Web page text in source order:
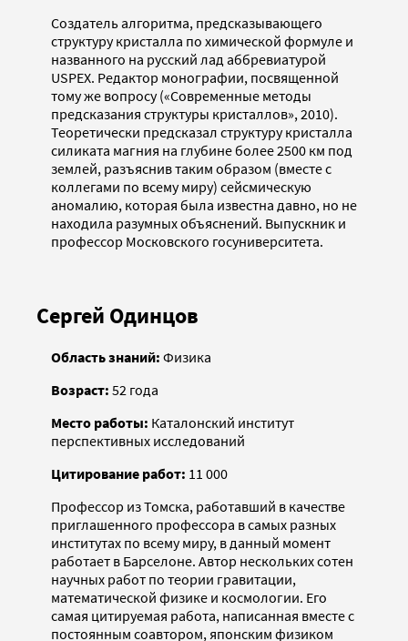
Создатель алгоритма, предсказывающего
структуру кристалла по химической формуле и
названного на русский лад аббревиатурой
USPEX. Редактор монографии, посвященной
тому же вопросу («Современные методы
предсказания структуры кристаллов», 2010).
Теоретически предсказал структуру кристалла
силиката магния на глубине более 2500 км под
землей, разъяснив таким образом (вместе с
коллегами по всему миру) сейсмическую
аномалию, которая была известна давно, но не
находила разумных объяснений. Выпускник и
профессор Московского госуниверситета.
Сергей Одинцов
Область знаний: Физика
Возраст: 52 года
Место работы: Каталонский институт
перспективных исследований
Цитирование работ: 11 000
Профессор из Томска, работавший в качестве
приглашенного профессора в самых разных
институтах по всему миру, в данный момент
работает в Барселоне. Автор нескольких сотен
научных работ по теории гравитации,
математической физике и космологии. Его
самая цитируемая работа, написанная вместе с
постоянным соавтором, японским физиком